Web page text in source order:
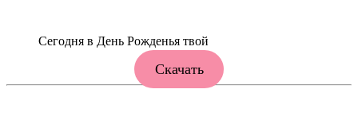
Сегодня в День Рожденья твой
Скачать